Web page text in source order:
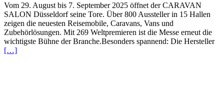
Vom 29. August bis 7. September 2025 öffnet der CARAVAN
SALON Düsseldorf seine Tore. Über 800 Aussteller in 15 Hallen
zeigen die neuesten Reisemobile, Caravans, Vans und
Zubehörlösungen. Mit 269 Weltpremieren ist die Messe erneut die
wichtigste Bühne der Branche.Besonders spannend: Die Hersteller
[…]